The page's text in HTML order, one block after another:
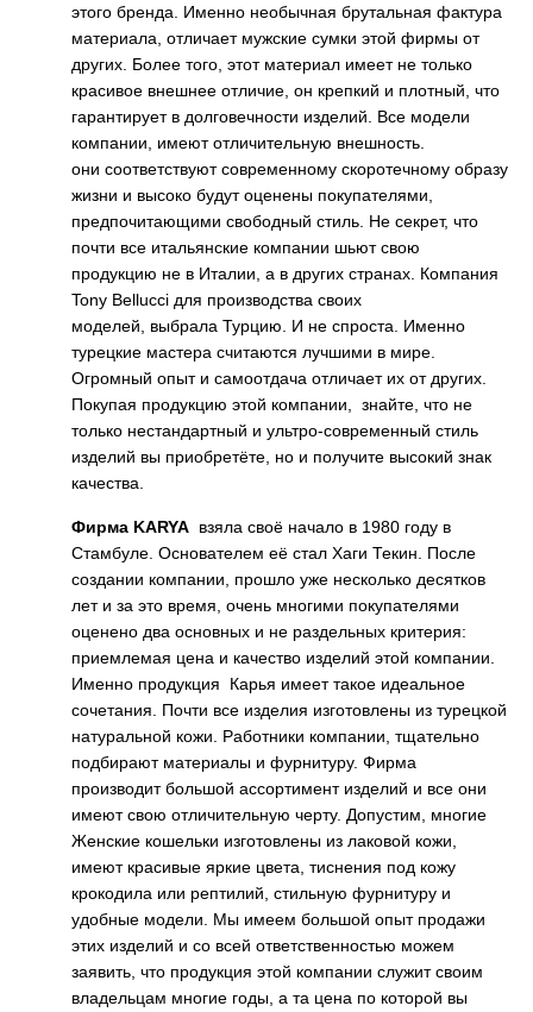
этого бренда. Именно необычная брутальная фактура
материала, отличает мужские сумки этой фирмы от
других. Более того, этот материал имеет не только
красивое внешнее отличие, он крепкий и плотный, что
гарантирует в долговечности изделий. Все модели
компании, имеют отличительную внешность.
они соответствуют современному скоротечному образу
жизни и высоко будут оценены покупателями,
предпочитающими свободный стиль. Не секрет, что
почти все итальянские компании шьют свою
продукцию не в Италии, а в других странах. Компания
Tony Bellucci для производства своих
моделей, выбрала Турцию. И не спроста. Именно
турецкие мастера считаются лучшими в мире.
Огромный опыт и самоотдача отличает их от других.
Покупая продукцию этой компании, знайте, что не
только нестандартный и ультро-современный стиль
изделий вы приобретёте, но и получите высокий знак
качества.
Фирма KARYA взяла своё начало в 1980 году в
Стамбуле. Основателем её стал Хаги Текин. После
создании компании, прошло уже несколько десятков
лет и за это время, очень многими покупателями
оценено два основных и не раздельных критерия:
приемлемая цена и качество изделий этой компании.
Именно продукция Карья имеет такое идеальное
сочетания. Почти все изделия изготовлены из турецкой
натуральной кожи. Работники компании, тщательно
подбирают материалы и фурнитуру. Фирма
производит большой ассортимент изделий и все они
имеют свою отличительную черту. Допустим, многие
Женские кошельки изготовлены из лаковой кожи,
имеют красивые яркие цвета, тиснения под кожу
крокодила или рептилий, стильную фурнитуру и
удобные модели. Мы имеем большой опыт продажи
этих изделий и со всей ответственностью можем
заявить, что продукция этой компании служит своим
владельцам многие годы, а та цена по которой вы